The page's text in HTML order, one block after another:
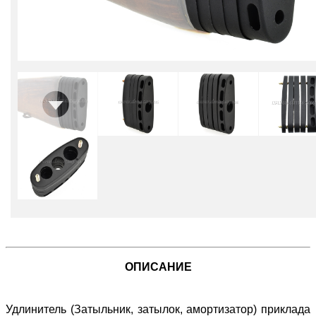
ОПИСАНИЕ
Удлинитель (Затыльник, затылок, амортизатор) приклада